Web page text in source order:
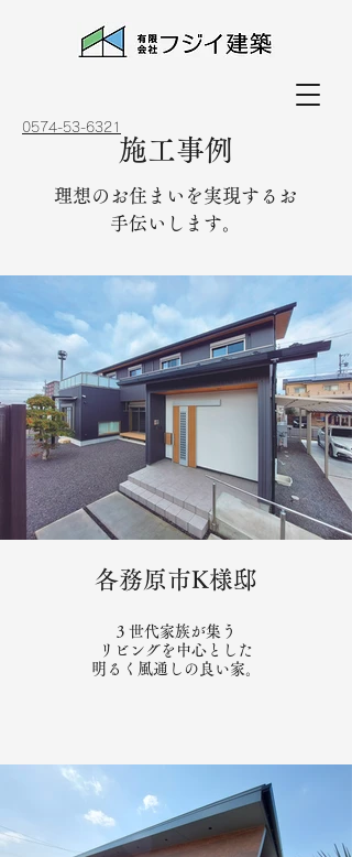
0574-53-6321
施工事例
理想のお住まいを実現するお
手伝いします。
各務原市K様邸
3 世代家族が集う
リビングを中心とした
明るく風通しの良い家。